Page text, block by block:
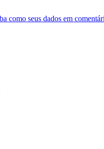
como seus dados em